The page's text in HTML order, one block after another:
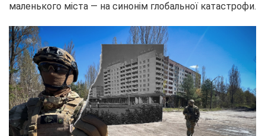
маленького міста — на синонім глобальної катастрофи.